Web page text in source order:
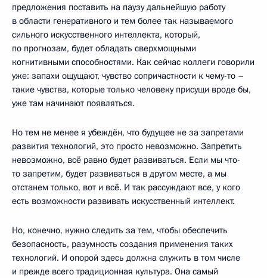
предложения поставить на паузу дальнейшую работу
в области генеративного и тем более так называемого
сильного искусственного интеллекта, который,
по прогнозам, будет обладать сверхмощными
когнитивными способностями. Как сейчас коллеги говорили
уже: запахи ощущают, чувство сопричастности к чему-то –
такие чувства, которые только человеку присущи вроде бы,
уже там начинают появляться.
Но тем не менее я убеждён, что будущее не за запретами
развития технологий, это просто невозможно. Запретить
невозможно, всё равно будет развиваться. Если мы что-
то запретим, будет развиваться в другом месте, а мы
отстанем только, вот и всё. И так рассуждают все, у кого
есть возможности развивать искусственный интеллект.
Но, конечно, нужно следить за тем, чтобы обеспечить
безопасность, разумность создания применения таких
технологий. И опорой здесь должна служить в том числе
и прежде всего традиционная культура. Она самый